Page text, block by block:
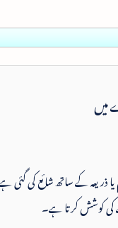
میں
یا ذریعہ کے ساتھ شائع کی
کی کوشش کرتا ہے۔